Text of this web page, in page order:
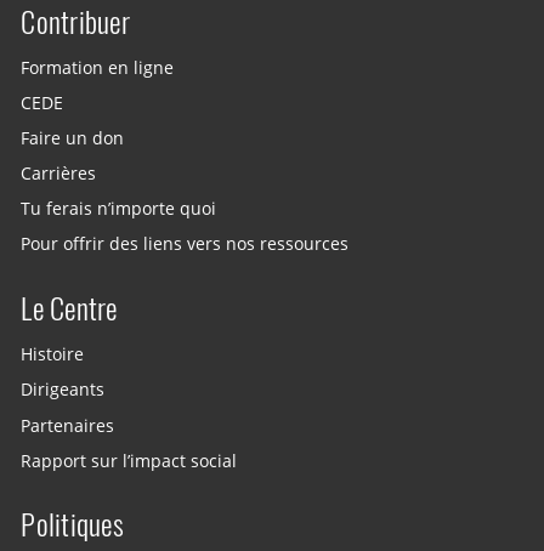
Site menu
Contribuer
Formation en ligne
CEDE
Faire un don
Carrières
Tu ferais n’importe quoi
Pour offrir des liens vers nos ressources
Le Centre
Histoire
Dirigeants
Partenaires
Rapport sur l’impact social
Politiques